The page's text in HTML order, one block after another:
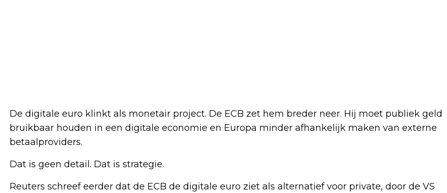
De digitale euro klinkt als monetair project. De ECB zet hem breder neer. Hij moet publiek geld
bruikbaar houden in een digitale economie en Europa minder afhankelijk maken van externe
betaalproviders.
Dat is geen detail. Dat is strategie.
Reuters schreef eerder dat de ECB de digitale euro ziet als alternatief voor private, door de VS